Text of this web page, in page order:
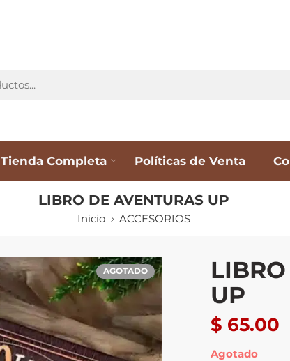
Tienda Completa Políticas de Venta
LIBRO DE AVENTURAS UP
Inicio ACCESORIOS
AGOTADO
UP
$ 65.00
Agotado